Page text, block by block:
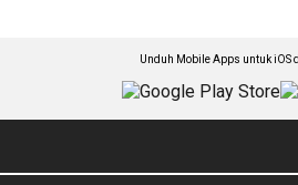
Unduh Mobile Apps untuk iOS